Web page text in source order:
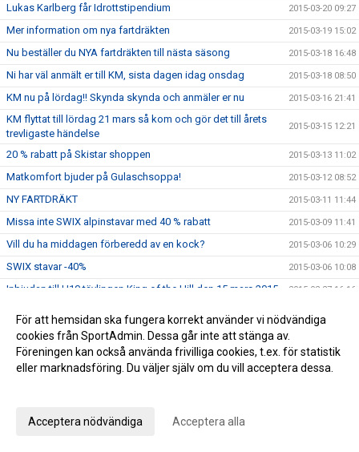
Lukas Karlberg får Idrottstipendium 2015-03-20 09:27
Mer information om nya fartdräkten 2015-03-19 15:02
Nu beställer du NYA fartdräkten till nästa säsong 2015-03-18 16:48
Ni har väl anmält er till KM, sista dagen idag onsdag 2015-03-18 08:50
KM nu på lördag!! Skynda skynda och anmäler er nu 2015-03-16 21:41
KM flyttat till lördag 21 mars så kom och gör det till årets
trevligaste händelse
2015-03-15 12:21
20 % rabatt på Skistar shoppen 2015-03-13 11:02
Matkomfort bjuder på Gulaschsoppa! 2015-03-12 08:52
NY FARTDRÄKT 2015-03-11 11:44
Missa inte SWIX alpinstavar med 40 % rabatt 2015-03-09 11:41
Vill du ha middagen förberedd av en kock? 2015-03-06 10:29
SWIX stavar -40% 2015-03-06 10:08
Inbjudan till U10 tävlingen King of the Hill den 15 mars 2015 2015-02-27 16:16
Inbudan till LVC och DM H/D U14 GS
Vallaboxar från Swix 2015-02-19 22:10
U14 MASK överst på pallen - gånger två
För att hemsidan ska fungera korrekt använder vi nödvändiga
cookies från SportAdmin. Dessa går inte att stänga av.
Föreningen kan också använda frivilliga cookies, t.ex. för statistik
eller marknadsföring. Du väljer själv om du vill acceptera dessa.
Acceptera nödvändiga Acceptera alla